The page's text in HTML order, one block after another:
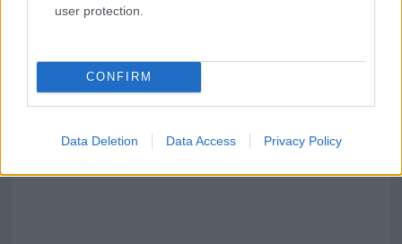
user protection.
CONFIRM
Data Deletion Data Access Privacy Policy
Incendio nella notte a Olbia, a fuoco due furgoni
A fuoco un deposito con bombole, intervento dei